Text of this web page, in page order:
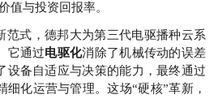
值与投资回报率。
范式，德邦大为第三代电驱播种云系
它通过电驱化消除了机械传动的误差
设备自适应与决策的能力，最终通过
细化运营与管理。这场“硬核”革新，